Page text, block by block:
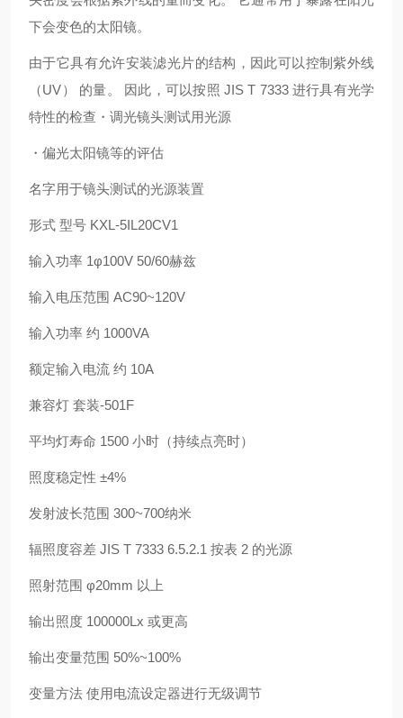
下会变色的太阳镜。
由于它具有允许安装滤光片的结构，因此可以控制紫外线
（UV） 的量。 因此，可以按照 JIS T 7333 进行具有光学
特性的检查・调光镜头测试用光源
・偏光太阳镜等的评估
名字用于镜头测试的光源装置
形式 型号 KXL-5IL20CV1
输入功率 1φ100V 50/60赫兹
输入电压范围 AC90~120V
输入功率 约 1000VA
额定输入电流 约 10A
兼容灯 套装-501F
平均灯寿命 1500 小时（持续点亮时）
照度稳定性 ±4%
发射波长范围 300~700纳米
辐照度容差 JIS T 7333 6.5.2.1 按表 2 的光源
照射范围 φ20mm 以上
输出照度 100000Lx 或更高
输出变量范围 50%~100%
变量方法 使用电流设定器进行无级调节